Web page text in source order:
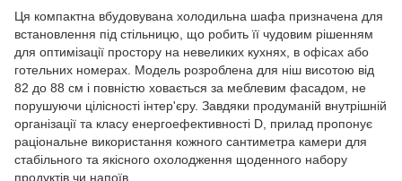
Ця компактна вбудовувана холодильна шафа призначена для
встановлення під стільницю, що робить її чудовим рішенням
для оптимізації простору на невеликих кухнях, в офісах або
готельних номерах. Модель розроблена для ніш висотою від
82 до 88 см і повністю ховається за меблевим фасадом, не
порушуючи цілісності інтер'єру. Завдяки продуманій внутрішній
організації та класу енергоефективності D, прилад пропонує
раціональне використання кожного сантиметра камери для
стабільного та якісного охолодження щоденного набору
продуктів чи напоїв.